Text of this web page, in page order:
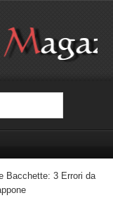
Bacchette: 3 Errori da